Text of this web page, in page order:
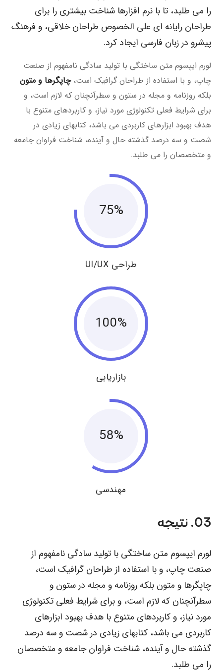
را می طلبد، تا با نرم افزارها شناخت بیشتری را برای
طراحان رایانه ای علی الخصوص طراحان خلاقی، و فرهنگ
پیشرو در زبان فارسی ایجاد کرد.
لورم ایپسوم متن ساختگی با تولید سادگی نامفهوم از صنعت
چاپ، و با استفاده از طراحان گرافیک است،چاپگرها و متون
بلکه روزنامه و مجله در ستون و سطرآنچنان که لازم است، و
برای شرایط فعلی تکنولوژی مورد نیاز، و کاربردهای متنوع با
هدف بهبود ابزارهای کاربردی می باشد، کتابهای زیادی در
شصت و سه درصد گذشته حال و آینده، شناخت فراوان جامعه
و متخصصان را می طلبد.
75%
طراحی UI/UX
100%
بازاریابی
58%
مهندسی
03. نتیجه
لورم ایپسوم متن ساختگی با تولید سادگی نامفهوم از
صنعت چاپ، و با استفاده از طراحان گرافیک است،
چاپگرها و متون بلکه روزنامه و مجله در ستون و
سطرآنچنان که لازم است، و برای شرایط فعلی تکنولوژی
مورد نیاز، و کاربردهای متنوع با هدف بهبود ابزارهای
کاربردی می باشد، کتابهای زیادی در شصت و سه درصد
گذشته حال و آینده، شناخت فراوان جامعه و متخصصان
را می طلبد.